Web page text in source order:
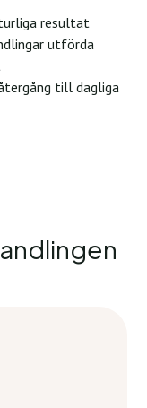
resultat
utförda
till dagliga